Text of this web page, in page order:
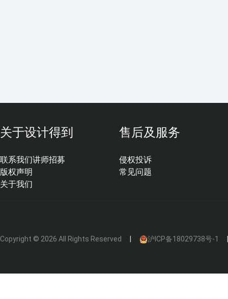
关于设计得到
联系我们
版权声明
关于我们
讲师招募
售后及服务
侵权投诉
常见问题
Copyright © 2026 All Rights Reserved 沪ICP备18029738号-1